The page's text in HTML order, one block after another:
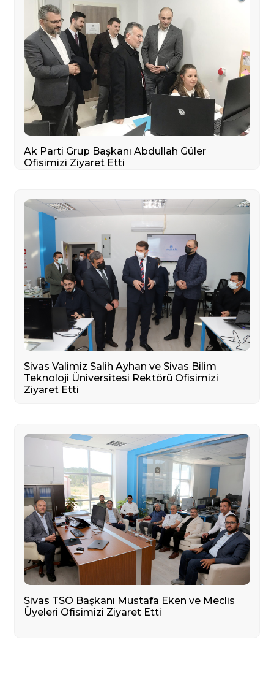
Ak Parti Grup Başkanı Abdullah Güler
Ofisimizi Ziyaret Etti
Sivas Valimiz Salih Ayhan ve Sivas Bilim
Teknoloji Üniversitesi Rektörü Ofisimizi
Ziyaret Etti
Sivas TSO Başkanı Mustafa Eken ve Meclis
Üyeleri Ofisimizi Ziyaret Etti